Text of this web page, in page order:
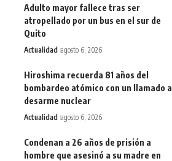
Adulto mayor fallece tras ser
atropellado por un bus en el sur de
Quito
Actualidad agosto 6, 2026
Hiroshima recuerda 81 años del
bombardeo atómico con un llamado al
desarme nuclear
Actualidad agosto 6, 2026
Condenan a 26 años de prisión a
hombre que asesinó a su madre en